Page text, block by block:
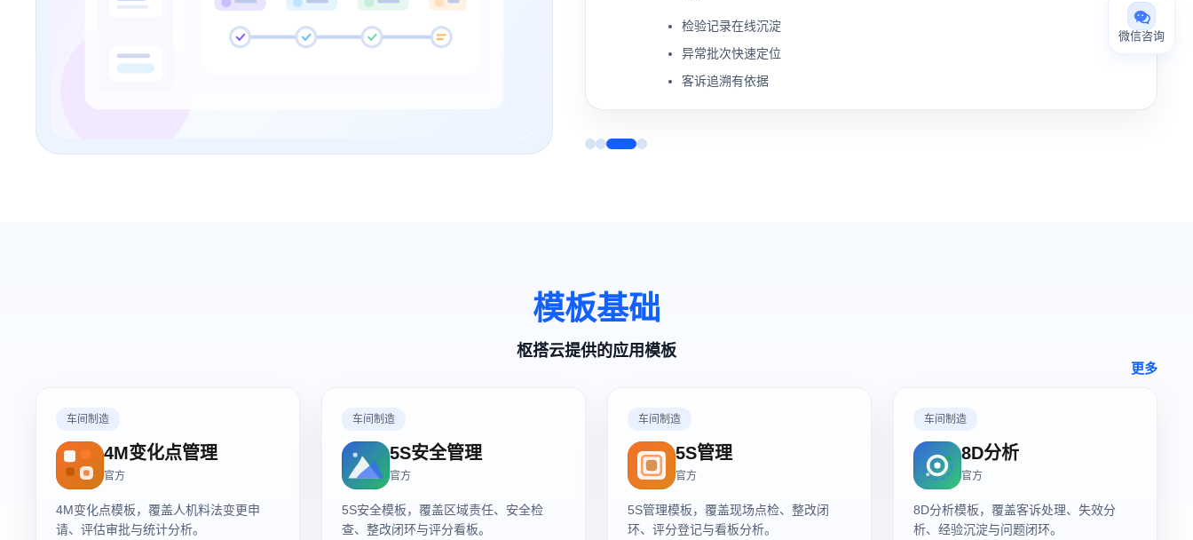
检验记录在线沉淀
异常批次快速定位
客诉追溯有依据
模板基础
枢搭云提供的应用模板
更多
车间制造
4M变化点管理
官方
4M变化点模板，覆盖人机料法变更申
请、评估审批与统计分析。
车间制造
5S安全管理
官方
5S安全模板，覆盖区域责任、安全检
查、整改闭环与评分看板。
车间制造
5S管理
官方
5S管理模板，覆盖现场点检、整改闭
环、评分登记与看板分析。
车间制造
8D分析
官方
8D分析模板，覆盖客诉处理、失效分
析、经验沉淀与问题闭环。
微信咨询